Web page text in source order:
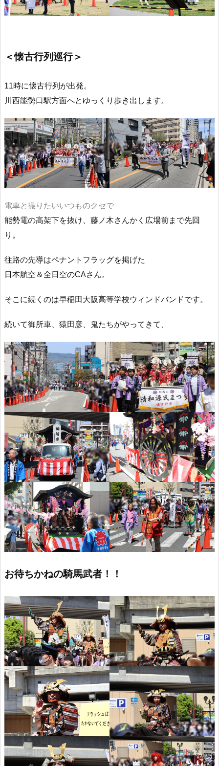
＜懐古行列巡行＞
11時に懐古行列が出発。
川西能勢口駅方面へとゆっくり歩き出します。
電車と撮りたいいつものクセで
能勢電の高架下を抜け、藤ノ木さんかく広場前まで先回
り。
往路の先導はペナントフラッグを掲げた
日本航空＆全日空のCAさん。
そこに続くのは早稲田大阪高等学校ウィンドバンドです。
続いて御所車、猿田彦、鬼たちがやってきて、
お待ちかねの騎馬武者！！